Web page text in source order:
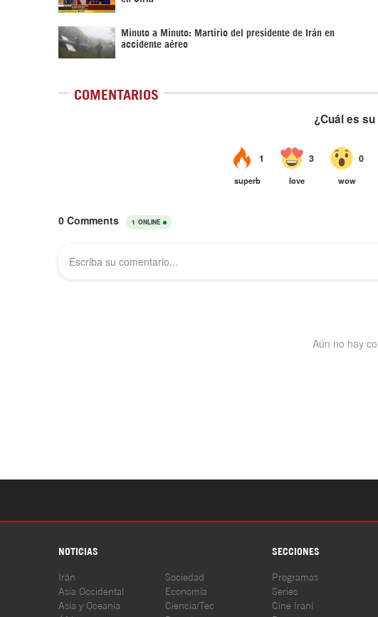
Minuto a Minuto: Martirio del presidente de Irán en
accidente aéreo
COMENTARIOS
NOTICIAS SECCIONES
Irán
Asia Occidental
Asia y Oceanía
Sociedad
Economía
Ciencia/Tec
Programas
Series
Cine Iraní